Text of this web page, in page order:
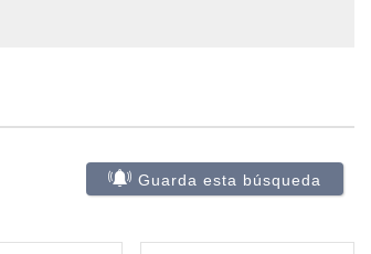
Guarda esta búsqueda